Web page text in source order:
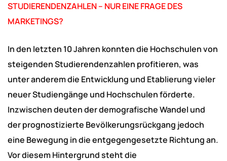
STUDIERENDENZAHLEN – NUR EINE FRAGE DES
MARKETINGS?
In den letzten 10 Jahren konnten die Hochschulen von
steigenden Studierendenzahlen profitieren, was
unter anderem die Entwicklung und Etablierung vieler
neuer Studiengänge und Hochschulen förderte.
Inzwischen deuten der demografische Wandel und
der prognostizierte Bevölkerungsrückgang jedoch
eine Bewegung in die entgegengesetzte Richtung an.
Vor diesem Hintergrund steht die